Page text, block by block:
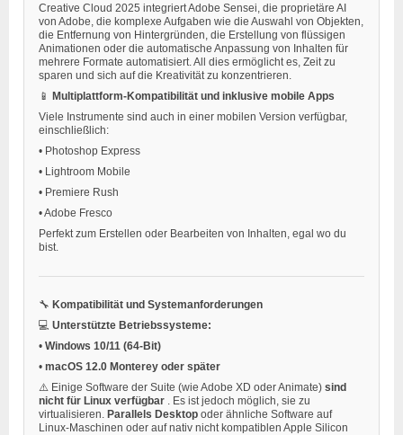
Creative Cloud 2025 integriert Adobe Sensei, die proprietäre AI
von Adobe, die komplexe Aufgaben wie die Auswahl von Objekten,
die Entfernung von Hintergründen, die Erstellung von flüssigen
Animationen oder die automatische Anpassung von Inhalten für
mehrere Formate automatisiert. All dies ermöglicht es, Zeit zu
sparen und sich auf die Kreativität zu konzentrieren.
📱 Multiplattform-Kompatibilität und inklusive mobile Apps
Viele Instrumente sind auch in einer mobilen Version verfügbar,
einschließlich:
• Photoshop Express
• Lightroom Mobile
• Premiere Rush
•Adobe Fresco
Perfekt zum Erstellen oder Bearbeiten von Inhalten, egal wo du
bist.
🔧 Kompatibilität und Systemanforderungen
💻 Unterstützte Betriebssysteme:
• Windows 10/11 (64-Bit)
• macOS 12.0 Monterey oder später
⚠️ Einige Software der Suite (wie Adobe XD oder Animate) sind
nicht für Linux verfügbar
. Es ist jedoch möglich, sie zu
virtualisieren. Parallels Desktop oder ähnliche Software auf
Linux-Maschinen oder auf nativ nicht kompatiblen Apple Silicon